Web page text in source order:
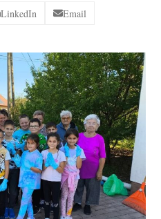
LinkedIn Email